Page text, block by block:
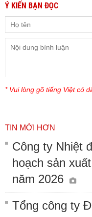
Ý KIẾN BẠN ĐỌC
* Vui lòng gõ tiếng Việt có
TIN MỚI HƠN
Công ty Nhiệt
hoạch sản
năm 2026
Tổng công ty